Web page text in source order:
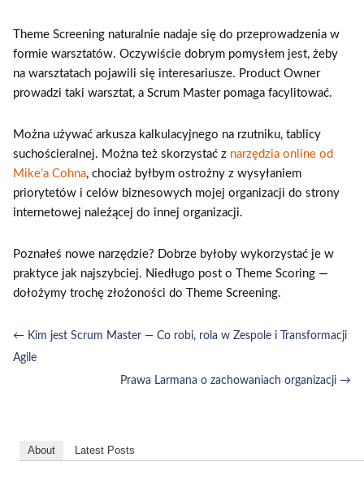
Theme Screening naturalnie nadaje się do przeprowadzenia w
formie warsztatów. Oczywiście dobrym pomysłem jest, żeby
na warsztatach pojawili się interesariusze. Product Owner
prowadzi taki warsztat, a Scrum Master pomaga facylitować.
Można używać arkusza kalkulacyjnego na rzutniku, tablicy
suchościeralnej. Można też skorzystać z narzędzia online od
Mike’a Cohna, chociaż byłbym ostrożny z wysyłaniem
priorytetów i celów biznesowych mojej organizacji do strony
internetowej należącej do innej organizacji.
Poznałeś nowe narzędzie? Dobrze byłoby wykorzystać je w
praktyce jak najszybciej. Niedługo post o Theme Scoring —
dołożymy trochę złożoności do Theme Screening.
← Kim jest Scrum Master — Co robi, rola w Zespole i Transformacji
Agile
Prawa Larmana o zachowaniach organizacji →
About Latest Posts